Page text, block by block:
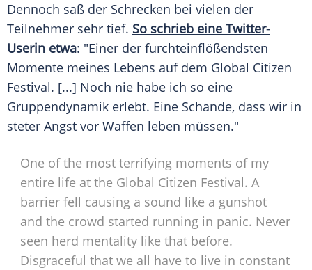
Dennoch saß der Schrecken bei vielen der
Teilnehmer sehr tief. So schrieb eine Twitter-
Userin etwa: "Einer der furchteinflößendsten
Momente meines Lebens auf dem Global Citizen
Festival. [...] Noch nie habe ich so eine
Gruppendynamik erlebt. Eine Schande, dass wir in
steter Angst vor Waffen leben müssen."
One of the most terrifying moments of my
entire life at the Global Citizen Festival. A
barrier fell causing a sound like a gunshot
and the crowd started running in panic. Never
seen herd mentality like that before.
Disgraceful that we all have to live in constant